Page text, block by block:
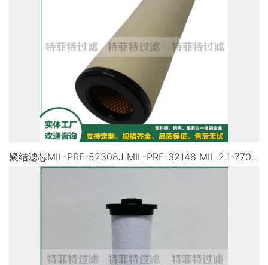
聚结滤芯MIL-PRF-52308J MIL-PRF-32148 MIL 2.1-770-7